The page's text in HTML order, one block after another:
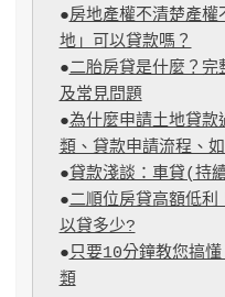
●房地產權不清楚產
地」可以貸款嗎？
●二胎房貸是什麼？完
及常見問題
●為什麼申請土地貸款
類、貸款申請流程、如
●貸款淺談：車貸(持
●二順位房貸高額低利
以貸多少?
●只要10分鐘教您搞
類